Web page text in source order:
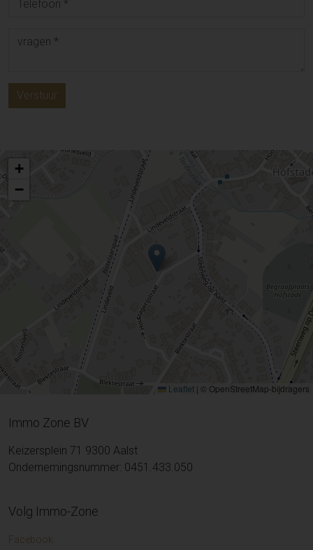
Verstuur
+
−
Leaflet | © OpenStreetMap-bijdragers
Immo Zone BV
Keizersplein 71 9300 Aalst
Ondernemingsnummer: 0451.433.050
Volg Immo-Zone
Facebook